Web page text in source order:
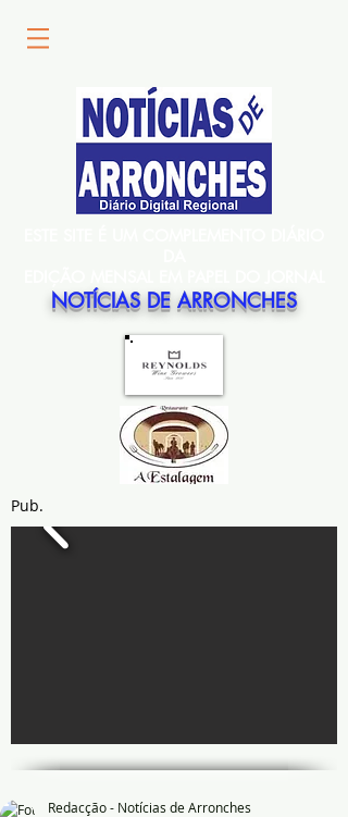
NOTÍCIAS DE ARRONCHES
Pub.
Redacção - Notícias de Arronches